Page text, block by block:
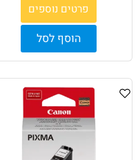
פרטים נוספים
הוסף לסל